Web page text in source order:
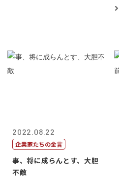
2022.08.22
企業家たちの金言
事、将に成らんとす、大胆
不敵